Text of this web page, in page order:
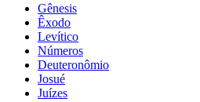
Gênesis
Êxodo
Levítico
Números
Deuteronômio
Josué
Juízes